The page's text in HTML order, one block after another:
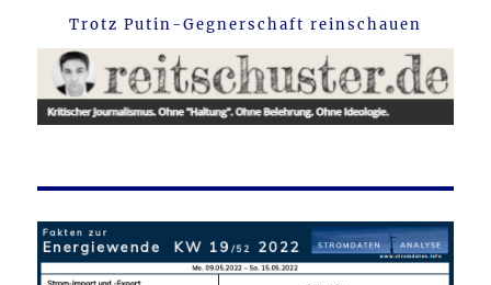
Trotz Putin-Gegnerschaft reinschauen